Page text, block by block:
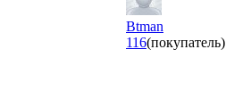
Btman
116(покупатель)